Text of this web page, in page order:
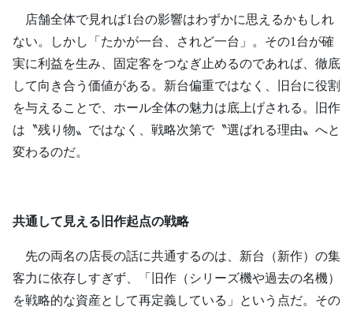
店舗全体で見れば1台の影響はわずかに思えるかもしれ
ない。しかし「たかが一台、されど一台」。その1台が確
実に利益を生み、固定客をつなぎ止めるのであれば、徹底
して向き合う価値がある。新台偏重ではなく、旧台に役割
を与えることで、ホール全体の魅力は底上げされる。旧作
は〝残り物〟ではなく、戦略次第で〝選ばれる理由〟へと
変わるのだ。
共通して見える旧作起点の戦略
先の両名の店長の話に共通するのは、新台（新作）の集
客力に依存しすぎず、「旧作（シリーズ機や過去の名機）
を戦略的な資産として再定義している」という点だ。その